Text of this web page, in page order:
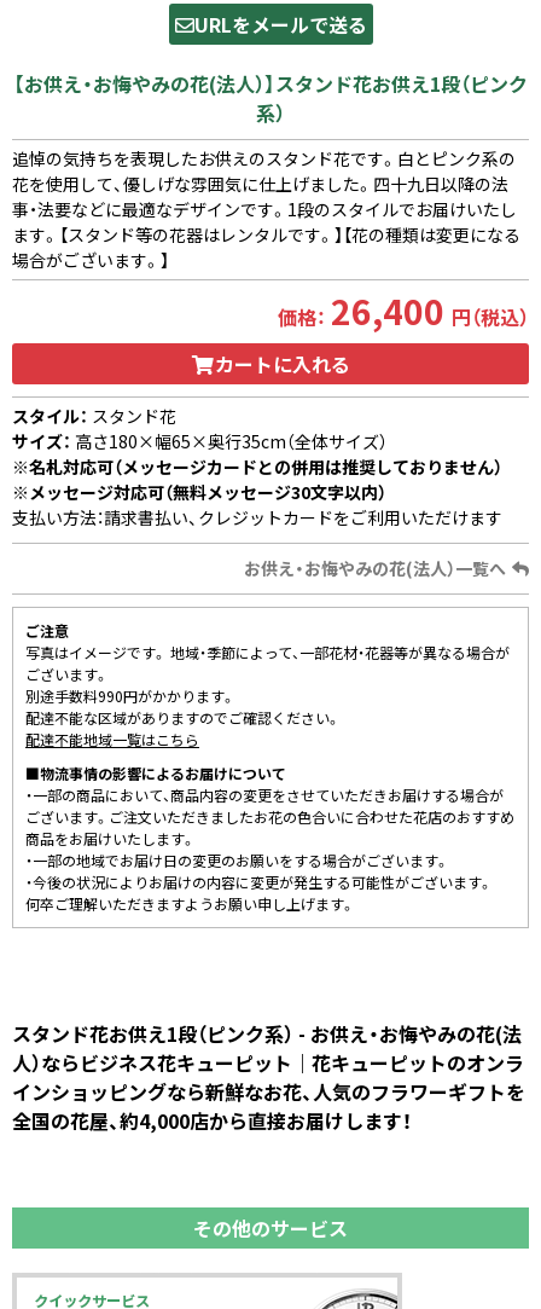
URLをメールで送る
【お供え・お悔やみの花(法人）】スタンド花お供え1段（ピンク
系）
追悼の気持ちを表現したお供えのスタンド花です。白とピンク系の
花を使用して、優しげな雰囲気に仕上げました。四十九日以降の法
事・法要などに最適なデザインです。1段のスタイルでお届けいたし
ます。【スタンド等の花器はレンタルです。】【花の種類は変更になる
場合がございます。】
価格： 26,400 円（税込）
カートに入れる
スタイル： スタンド花
サイズ： 高さ180×幅65×奥行35cm（全体サイズ）
※名札対応可（メッセージカードとの併用は推奨しておりません）
※メッセージ対応可（無料メッセージ30文字以内）
支払い方法：請求書払い、クレジットカードをご利用いただけます
お供え・お悔やみの花(法人）一覧へ
ご注意
写真はイメージです。 地域・季節によって、一部花材・花器等が異なる場合が
ございます。
別途手数料990円がかかります。
配達不能な区域がありますのでご確認ください。
配達不能地域一覧はこちら
■物流事情の影響によるお届けについて
・一部の商品において、商品内容の変更をさせていただきお届けする場合が
ございます。ご注文いただきましたお花の色合いに合わせた花店のおすすめ
商品をお届けいたします。
・一部の地域でお届け日の変更のお願いをする場合がございます。
・今後の状況によりお届けの内容に変更が発生する可能性がございます。
何卒ご理解いただきますようお願い申し上げます。
スタンド花お供え1段（ピンク系） - お供え・お悔やみの花(法
人）ならビジネス花キューピット｜花キューピットのオンラ
インショッピングなら新鮮なお花、人気のフラワーギフトを
全国の花屋、約4,000店から直接お届けします！
その他のサービス